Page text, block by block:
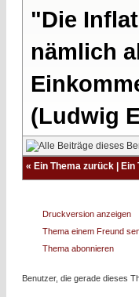
"Die
nämlich
(Ludwig
« Ein Thema zurück Ein
Druckversion anzeigen
Thema einem Freund
Thema abonnieren
Benutzer, die gerade dieses